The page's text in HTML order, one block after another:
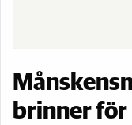
brinner för